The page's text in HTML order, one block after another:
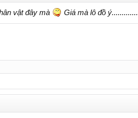
vật đây mà Giá mà lô đồ ý.............